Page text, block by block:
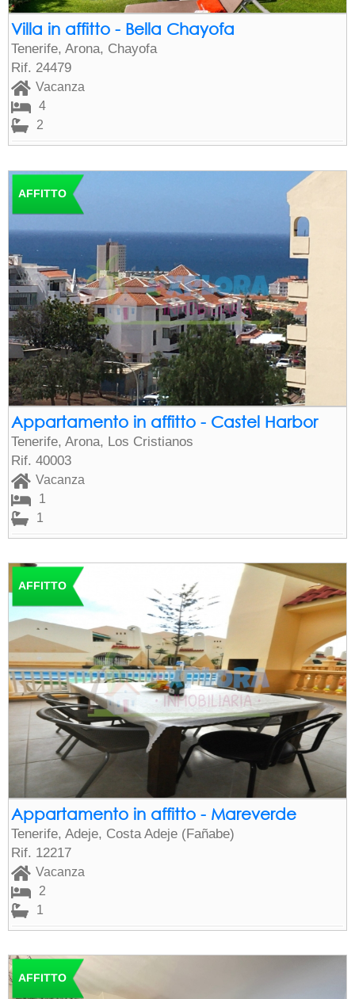
Villa in affitto - Bella Chayofa
Tenerife, Arona, Chayofa
Rif. 24479
Vacanza
4
2
AFFITTO
Appartamento in affitto - Castel Harbor
Tenerife, Arona, Los Cristianos
Rif. 40003
Vacanza
1
1
AFFITTO
Appartamento in affitto - Mareverde
Tenerife, Adeje, Costa Adeje (Fañabe)
Rif. 12217
Vacanza
2
1
AFFITTO